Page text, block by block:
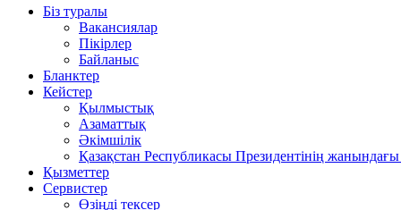
Біз туралы
Вакансиялар
Пікірлер
Байланыс
Бланктер
Кейстер
Қылмыстық
Азаматтық
Әкімшілік
Қазақстан Республикасы Президентінің
Қызметтер
Сервистер
Өзіңді тексер